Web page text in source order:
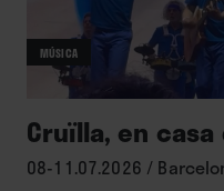
MÚSICA
Cruïlla, en
08-11.07.2026 /